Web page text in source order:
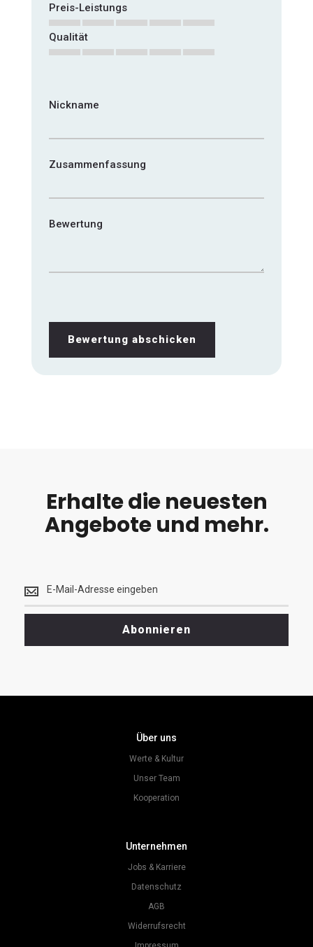
1
star
2
stars
3
stars
4
stars
5
stars
Preis-Leistungs
1
star
2
stars
3
stars
4
stars
5
stars
Qualität
Nickname
Zusammenfassung
Bewertung
Bewertung abschicken
Erhalte die neuesten
Angebote und mehr.
die
neuesten
<br>
Abonnieren
Über uns
Werte & Kultur
Unser Team
Kooperation
Unternehmen
Jobs & Karriere
Datenschutz
AGB
Widerrufsrecht